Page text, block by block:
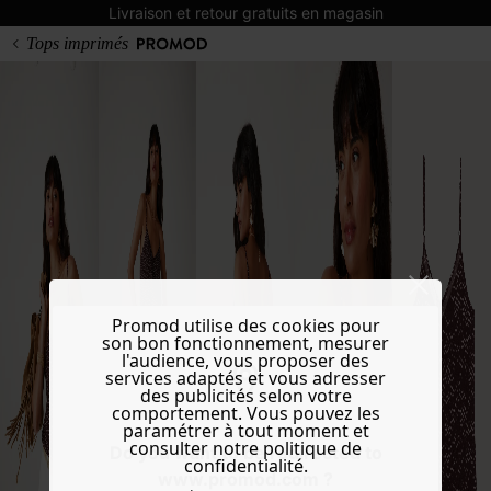
Livraison et retour gratuits en magasin
Do you want to be redirected to
www.promod.com ?
Tops imprimés
Promod utilise des cookies pour
son bon fonctionnement, mesurer
l'audience, vous proposer des
services adaptés et vous adresser
des publicités selon votre
comportement. Vous pouvez les
paramétrer à tout moment et
consulter notre politique de
confidentialité.